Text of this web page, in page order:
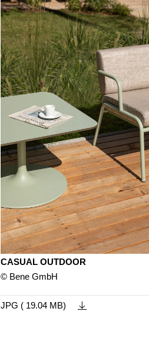
CASUAL OUTDOOR
© Bene GmbH
JPG ( 19.04 MB)